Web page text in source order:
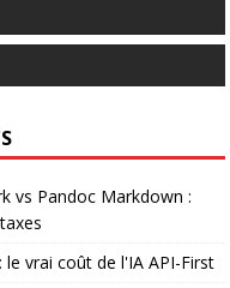
vs Pandoc Markdown :
vrai coût de l'IA API-First